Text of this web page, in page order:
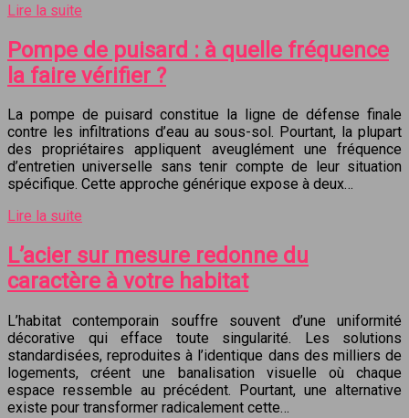
Lire la suite
Pompe de puisard : à quelle fréquence
la faire vérifier ?
La pompe de puisard constitue la ligne de défense finale
contre les infiltrations d’eau au sous-sol. Pourtant, la plupart
des propriétaires appliquent aveuglément une fréquence
d’entretien universelle sans tenir compte de leur situation
spécifique. Cette approche générique expose à deux…
Lire la suite
L’acier sur mesure redonne du
caractère à votre habitat
L’habitat contemporain souffre souvent d’une uniformité
décorative qui efface toute singularité. Les solutions
standardisées, reproduites à l’identique dans des milliers de
logements, créent une banalisation visuelle où chaque
espace ressemble au précédent. Pourtant, une alternative
existe pour transformer radicalement cette…